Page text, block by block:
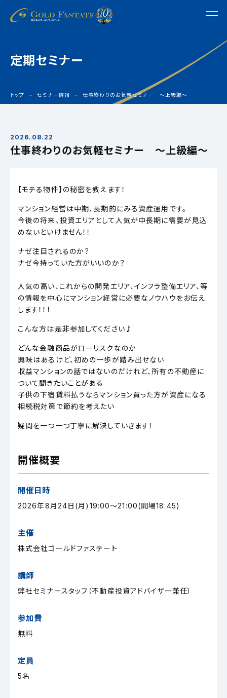
定期セミナー
トップ セミナー情報 仕事終わりのお気軽セミナー 〜上級編〜
2026.08.22
仕事終わりのお気軽セミナー 〜上級編〜
【モテる物件】の秘密を教えます！
マンション経営は中期、長期的にみる資産運用です。
今後の将来、投資エリアとして人気が中長期に需要が見込
めないといけません！！
ナゼ注目されるのか？
ナゼ今持っていた方がいいのか？
人気の高い、これからの開発エリア、インフラ整備エリア、等
の情報を中心にマンション経営に必要なノウハウをお伝え
します！！！
こんな方は是非参加してください♪
どんな金融商品がローリスクなのか
興味はあるけど、初めの一歩が踏み出せない
収益マンションの話ではないのだけれど、所有の不動産に
ついて聞きたいことがある
子供の下宿賃料払うならマンション買った方が資産になる
相続税対策で節約を考えたい
疑問を一つ一つ丁寧に解決していきます！
開催概要
開催日時
2026年8月24日(月)19:00～21:00(開場18:45)
主催
株式会社ゴールドファステート
講師
弊社セミナースタッフ（不動産投資アドバイザー兼任）
参加費
無料
定員
5名